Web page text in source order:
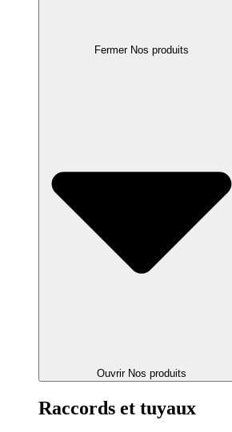
Fermer Nos produits
Ouvrir Nos produits
Raccords et tuyaux